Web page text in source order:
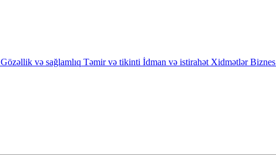
Gözəllik və sağlamlıq Təmir və tikinti İdman və istirahət Xidmətlər Biznes